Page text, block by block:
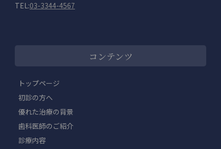
TEL:03-3344-4567
コンテンツ
トップページ
初診の方へ
優れた治療の背景
歯科医師のご紹介
診療内容